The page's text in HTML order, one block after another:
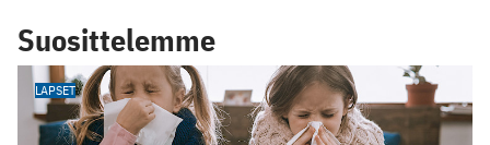
Suosittelemme
LAPSET